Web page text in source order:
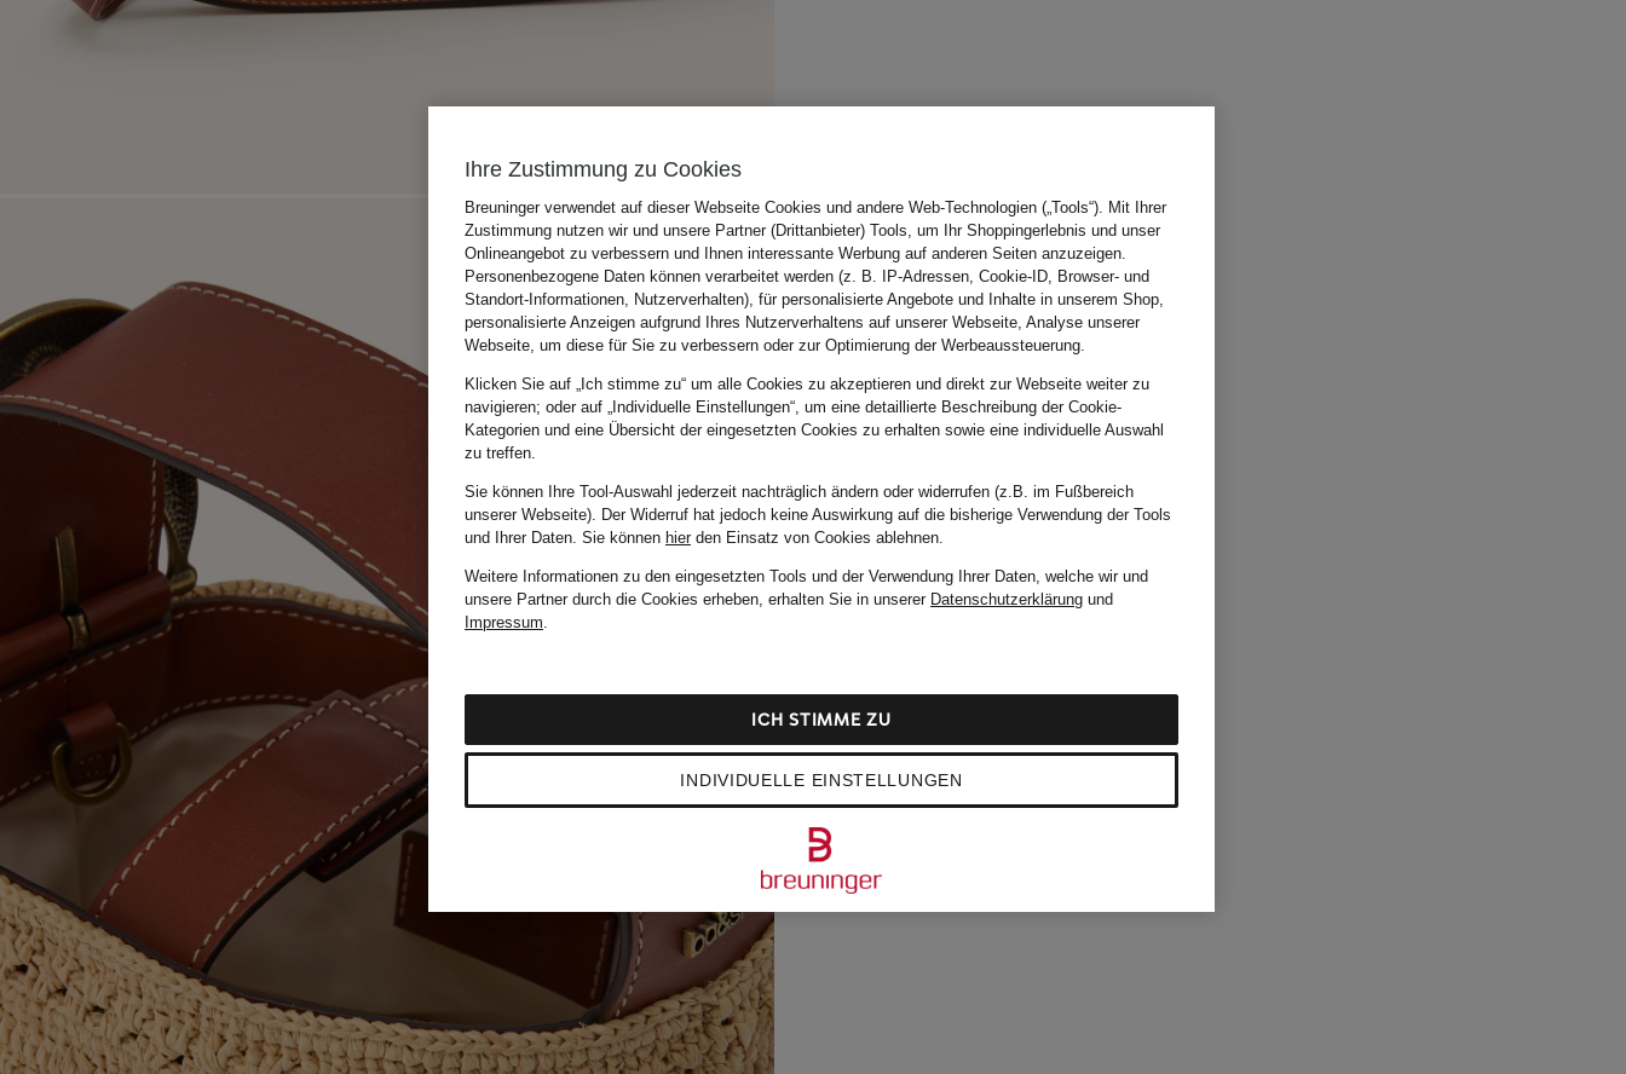
Ihre Zustimmung zu Cookies
Breuninger verwendet auf dieser Webseite Cookies und andere Web-Technologien („Tools“). Mit Ihrer
Zustimmung nutzen wir und unsere Partner (Drittanbieter) Tools, um Ihr Shoppingerlebnis und unser
Onlineangebot zu verbessern und Ihnen interessante Werbung auf anderen Seiten anzuzeigen.
Personenbezogene Daten können verarbeitet werden (z. B. IP-Adressen, Cookie-ID, Browser- und
Standort-Informationen, Nutzerverhalten), für personalisierte Angebote und Inhalte in unserem Shop,
personalisierte Anzeigen aufgrund Ihres Nutzerverhaltens auf unserer Webseite, Analyse unserer
Webseite, um diese für Sie zu verbessern oder zur Optimierung der Werbeaussteuerung.
Klicken Sie auf „Ich stimme zu“ um alle Cookies zu akzeptieren und direkt zur Webseite weiter zu
navigieren; oder auf „Individuelle Einstellungen“, um eine detaillierte Beschreibung der Cookie-
Kategorien und eine Übersicht der eingesetzten Cookies zu erhalten sowie eine individuelle Auswahl
zu treffen.
Sie können Ihre Tool-Auswahl jederzeit nachträglich ändern oder widerrufen (z.B. im Fußbereich
unserer Webseite). Der Widerruf hat jedoch keine Auswirkung auf die bisherige Verwendung der Tools
und Ihrer Daten. Sie können hierden Einsatz von Cookies ablehnen.
Weitere Informationen zu den eingesetzten Tools und der Verwendung Ihrer Daten, welche wir und
unsere Partner durch die Cookies erheben, erhalten Sie in unserer Datenschutzerklärung und
Impressum.
INDIVIDUELLE EINSTELLUNGEN
ICH STIMME ZU